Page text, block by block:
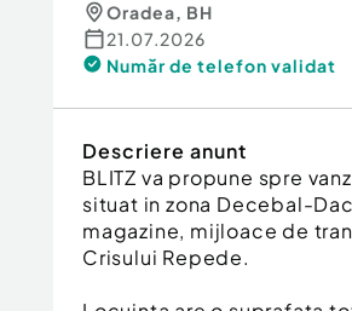
Oradea, BH
21.07.2026
Număr de telefon validat
Descriere anunt
BLITZ va propune spre
situat in zona Decebal-
magazine, mijloace de
Crisului Repede.